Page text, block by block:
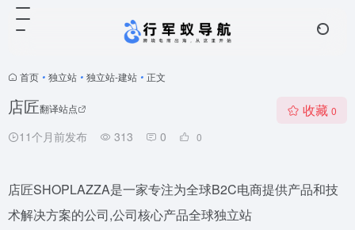
首页 • 独立站 • 独立站-建站 • 正文
店匠翻译站点
11个月前发布 313 0 0
收藏 0
店匠SHOPLAZZA是一家专注为全球B2C电商提供产品和技
术解决方案的公司,公司核心产品全球独立站